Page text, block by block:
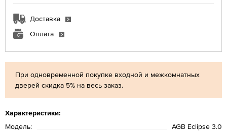
При одновременной покупке входной и межкомнатных
дверей скидка 5% на весь заказ.
Характеристики:
Модель:
AGB Eclipse 3.0
Доставка
Оплата